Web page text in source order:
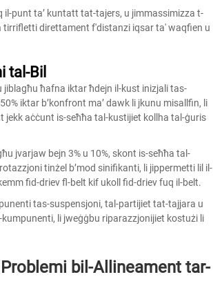
punt taʼ kuntatt tat-tajers, u jimmassimizza t-
tirrifletti direttament f'distanzi iqsar ta' waqfien u
tal-Bil
ħafna iktar ħdejn il-kust inizjali tas-
iktar b’konfront ma’ dawk li jkunu misallfin, li
aċċunt is-seħħa tal-kustijiet kollha tal-ġuris
jvarjaw bejn 3% u 10%, skont is-seħħa tal-
tinżel b’mod sinifikanti, li jippermetti lil il-
fid-driev fl-belt kif ukoll fid-driev fuq il-belt.
tas-suspensjoni, tal-partijiet tat-tajjara u
li jweġġbu riparazzjonijiet kostużi li
bil-Allineament tar-